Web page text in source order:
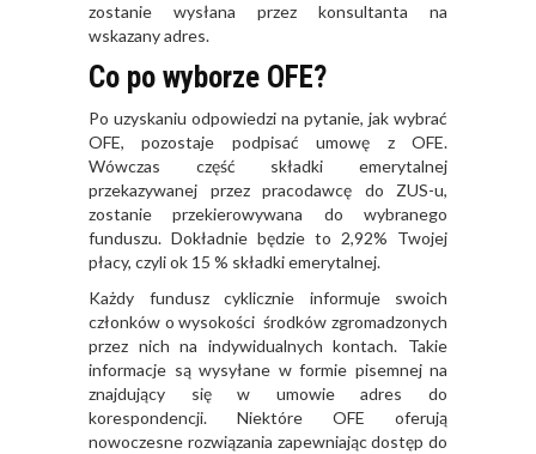
zostanie wysłana przez konsultanta na
wskazany adres.
Co po wyborze OFE?
Po uzyskaniu odpowiedzi na pytanie, jak wybrać
OFE, pozostaje podpisać umowę z OFE.
Wówczas część składki emerytalnej
przekazywanej przez pracodawcę do ZUS-u,
zostanie przekierowywana do wybranego
funduszu. Dokładnie będzie to 2,92% Twojej
płacy, czyli ok 15 % składki emerytalnej.
Każdy fundusz cyklicznie informuje swoich
członków o wysokości środków zgromadzonych
przez nich na indywidualnych kontach. Takie
informacje są wysyłane w formie pisemnej na
znajdujący się w umowie adres do
korespondencji. Niektóre OFE oferują
nowoczesne rozwiązania zapewniając dostęp do